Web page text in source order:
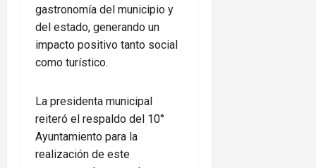
gastronomía del municipio y
del estado, generando un
impacto positivo tanto social
como turístico.
La presidenta municipal
reiteró el respaldo del 10°
Ayuntamiento para la
realización de este